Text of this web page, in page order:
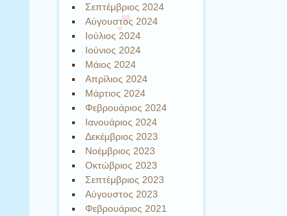
Σεπτέμβριος 2024
Αύγουστος 2024
Ιούλιος 2024
Ιούνιος 2024
Μάιος 2024
Απρίλιος 2024
Μάρτιος 2024
Φεβρουάριος 2024
Ιανουάριος 2024
Δεκέμβριος 2023
Νοέμβριος 2023
Οκτώβριος 2023
Σεπτέμβριος 2023
Αύγουστος 2023
Φεβρουάριος 2021